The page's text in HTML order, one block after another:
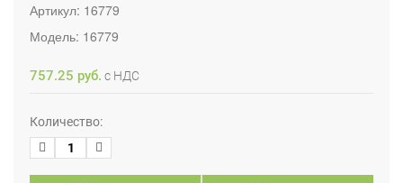
Артикул: 16779
Модель: 16779
757.25 руб. с НДС
Количество: